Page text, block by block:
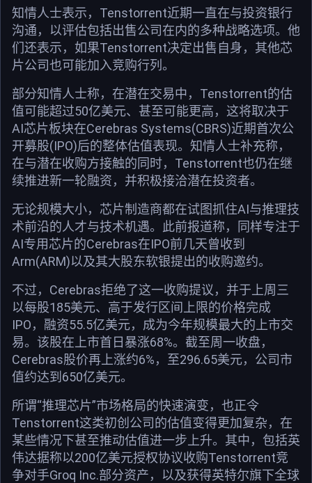
知情人士表示，Tenstorrent近期一直在与投资银行
沟通，以评估包括出售公司在内的多种战略选项。他
们还表示，如果Tenstorrent决定出售自身，其他芯
片公司也可能加入竞购行列。
部分知情人士称，在潜在交易中，Tenstorrent的估
值可能超过50亿美元、甚至可能更高，这将取决于
AI芯片板块在Cerebras Systems(CBRS)近期首次公
开募股(IPO)后的整体估值表现。知情人士补充称，
在与潜在收购方接触的同时，Tenstorrent也仍在继
续推进新一轮融资，并积极接洽潜在投资者。
无论规模大小，芯片制造商都在试图抓住AI与推理技
术前沿的人才与技术机遇。此前报道称，同样专注于
AI专用芯片的Cerebras在IPO前几天曾收到
Arm(ARM)以及其大股东软银提出的收购邀约。
不过，Cerebras拒绝了这一收购提议，并于上周三
以每股185美元、高于发行区间上限的价格完成
IPO，融资55.5亿美元，成为今年规模最大的上市交
易。该股在上市首日暴涨68%。截至周一收盘，
Cerebras股价再上涨约6%，至296.65美元，公司市
值约达到650亿美元。
所谓“推理芯片”市场格局的快速演变，也正令
Tenstorrent这类初创公司的估值变得更加复杂，在
某些情况下甚至推动估值进一步上升。其中，包括英
伟达据称以200亿美元授权协议收购Tenstorrent竞
争对手Groq Inc.部分资产，以及获得英特尔旗下全球